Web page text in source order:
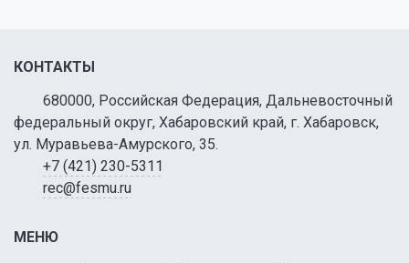
КОНТАКТЫ
680000, Российская Федерация, Дальневосточный
федеральный округ, Хабаровский край, г. Хабаровск,
ул. Муравьева-Амурского, 35.
+7 (421) 230-5311
rec@fesmu.ru
МЕНЮ